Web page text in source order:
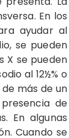
En los
ayudar al
se pueden
X se pueden
al 12½% o
más de un
de
En algunas
Cuando se